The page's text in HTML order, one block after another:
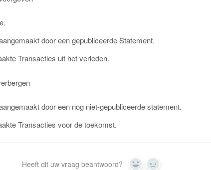
door een gepubliceerde Statement.
Transacties uit het verleden.
door een nog niet-gepubliceerde statement.
Transacties voor de toekomst.
Heeft dit uw vraag beantwoord? Ja Nee